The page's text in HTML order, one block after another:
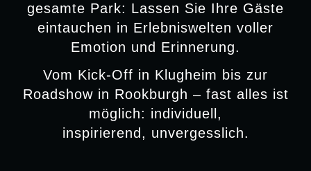
gesamte Park: Lassen Sie Ihre Gäste
eintauchen in Erlebniswelten voller
Emotion und Erinnerung.
Vom Kick-Off in Klugheim bis zur
Roadshow in Rookburgh – fast alles ist
möglich: individuell,
inspirierend, unvergesslich.